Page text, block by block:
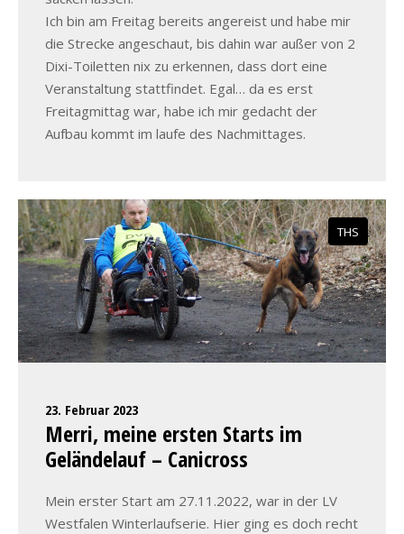
Ich bin am Freitag bereits angereist und habe mir
die Strecke angeschaut, bis dahin war außer von 2
Dixi-Toiletten nix zu erkennen, dass dort eine
Veranstaltung stattfindet. Egal… da es erst
Freitagmittag war, habe ich mir gedacht der
Aufbau kommt im laufe des Nachmittages.
THS
23. Februar 2023
Merri, meine ersten Starts im
Geländelauf – Canicross
Mein erster Start am 27.11.2022, war in der LV
Westfalen Winterlaufserie. Hier ging es doch recht